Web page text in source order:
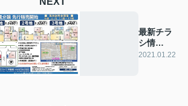
最新チラ
シ情
報！！
2021.01.22